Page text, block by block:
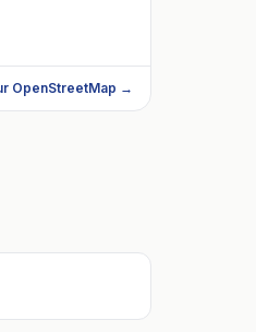
OpenStreetMap →